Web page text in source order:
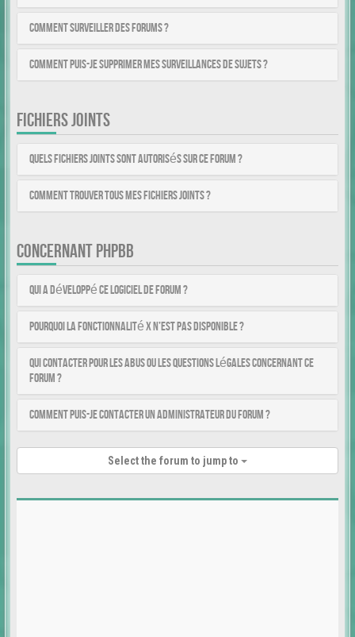
Comment surveiller des forums ?
Comment puis-je supprimer mes surveillances de sujets ?
FICHIERS JOINTS
Quels fichiers joints sont autorisés sur ce forum ?
Comment trouver tous mes fichiers joints ?
CONCERNANT PHPBB
Qui a développé ce logiciel de forum ?
Pourquoi la fonctionnalité X n’est pas disponible ?
Qui contacter pour les abus ou les questions légales concernant ce
forum ?
Comment puis-je contacter un administrateur du forum ?
Select the forum to jump to